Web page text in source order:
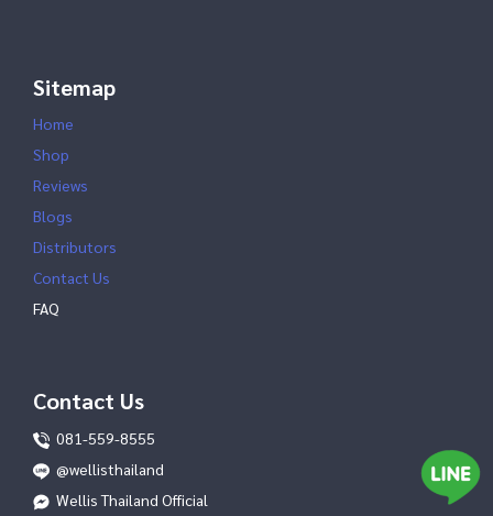
Sitemap
Home
Shop
Reviews
Blogs
Distributors
Contact Us
FAQ
Contact Us
081-559-8555
@wellisthailand
Wellis Thailand Official